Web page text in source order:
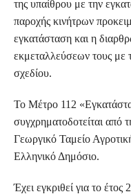
της υπαίθρου με την
παροχής κινήτρων
εγκατάσταση και η
εκμεταλλεύσεων τους με
σχεδίου.
Το Μέτρο 112
συγχρηματοδοτείται
Γεωργικό Ταμείο
Ελληνικό Δημόσιο.
Έχει εγκριθεί για το